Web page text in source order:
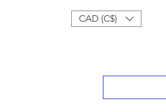
CAD (C$)